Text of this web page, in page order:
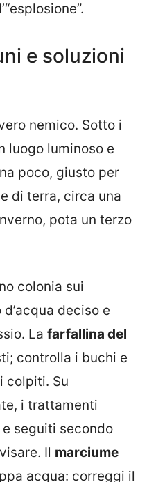
e soluzioni
nemico. Sotto i
luogo luminoso e
poco, giusto per
di terra, circa una
pota un terzo
colonia sui
deciso e
La farfallina del
controlla i buchi e
colpiti. Su
i trattamenti
seguiti secondo
Il marciume
acqua: correggi il